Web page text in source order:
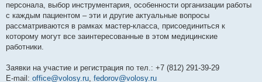
персонала, выбор инструментария, особенности организации работы
с каждым пациентом – эти и другие актуальные вопросы
рассматриваются в рамках мастер-класса, присоединиться к
которому могут все заинтересованные в этом медицинские
работники.
Заявки на участие и регистрация по тел.: +7 (812) 291-39-29
E-mail: office@volosy.ru, fedorov@volosy.ru